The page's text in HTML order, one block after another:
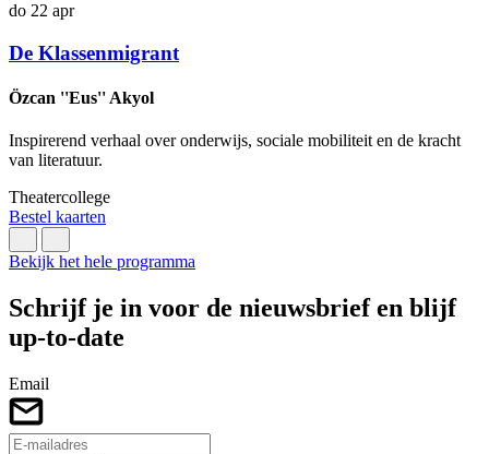
do 22 apr
De Klassenmigrant
Özcan ''Eus'' Akyol
Inspirerend verhaal over onderwijs, sociale mobiliteit en de kracht
van literatuur.
Theatercollege
Bestel kaarten
Bekijk het hele programma
Schrijf je in voor de nieuwsbrief en blijf
up-to-date
Email